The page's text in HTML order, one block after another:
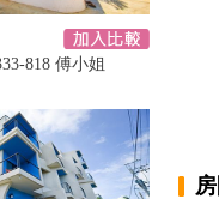
818 傅小姐